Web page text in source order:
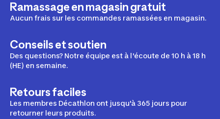
Ramassage en magasin gratuit
Aucun frais sur les commandes ramassées en magasin.
Conseils et soutien
Des questions? Notre équipe est à l'écoute de 10 h à 18 h
(HE) en semaine.
Retours faciles
Les membres Décathlon ont jusqu'à 365 jours pour
retourner leurs produits.